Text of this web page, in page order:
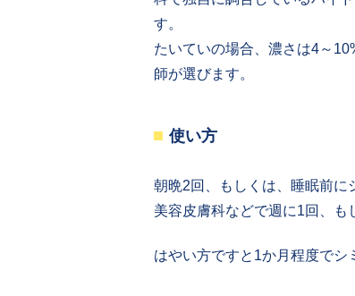
す。
たいていの場合、濃さは4～
師が選びます。
使い方
朝晩2回、もしくは、睡眠前に
美容皮膚科などで週に1回、も
はやい方ですと1か月程度でシ